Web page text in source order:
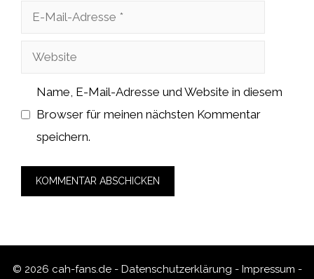
Adresse
Website
Name, E-Mail-Adresse und Website in diesem
Browser für meinen nächsten Kommentar
speichern.
© 2026 cah-fans.de - Datenschutzerklärung - Impressum -